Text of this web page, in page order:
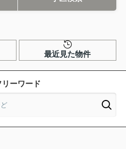
最近見た物件
リーワード